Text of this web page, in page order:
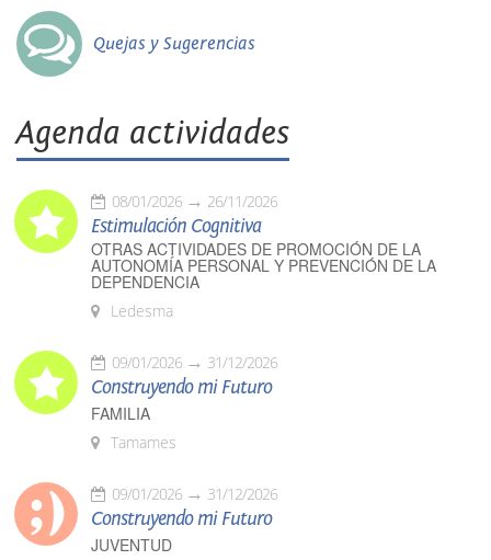
Quejas y Sugerencias
Agenda actividades
08/01/2026 26/11/2026
Estimulación Cognitiva
OTRAS ACTIVIDADES DE PROMOCIÓN DE LA
AUTONOMÍA PERSONAL Y PREVENCIÓN DE LA
DEPENDENCIA
Ledesma
09/01/2026 31/12/2026
Construyendo mi Futuro
FAMILIA
Tamames
09/01/2026 31/12/2026
Construyendo mi Futuro
JUVENTUD